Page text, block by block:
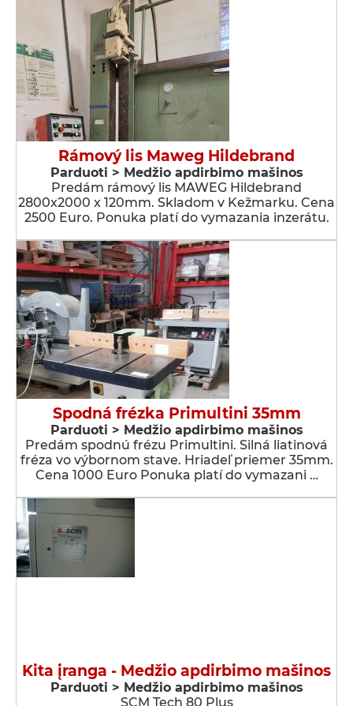
Rámový lis Maweg Hildebrand
Parduoti > Medžio apdirbimo mašinos
Predám rámový lis MAWEG Hildebrand
2800x2000 x 120mm. Skladom v Kežmarku. Cena
2500 Euro. Ponuka platí do vymazania inzerátu.
Spodná frézka Primultini 35mm
Parduoti > Medžio apdirbimo mašinos
Predám spodnú frézu Primultini. Silná liatinová
fréza vo výbornom stave. Hriadeľ priemer 35mm.
Cena 1000 Euro Ponuka platí do vymazani …
Kita įranga - Medžio apdirbimo mašinos
Parduoti > Medžio apdirbimo mašinos
SCM Tech 80 Plus